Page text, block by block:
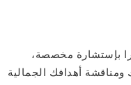
بإستشارة مخصصة،
ومناقشة أهدافك الجمالية